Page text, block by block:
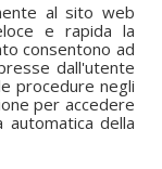
al sito web
e rapida la
consentono ad
dall'utente
procedure negli
per accedere
della